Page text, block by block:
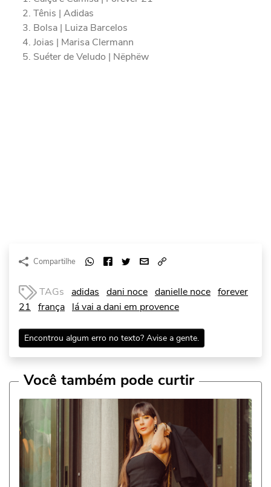
Tênis | Adidas
Bolsa | Luiza Barcelos
Joias | Marisa Clermann
Suéter de Veludo | Nëphëw
Compartilhe
TAGs adidas dani noce danielle noce forever
21 frança lá vai a dani em provence
Encontrou algum erro no texto? Avise a gente.
Você também pode curtir